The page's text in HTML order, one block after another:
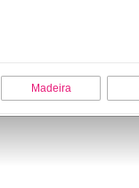
Madeira